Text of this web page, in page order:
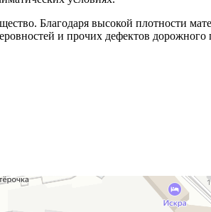
Благодаря высокой плотности
и прочих дефектов дорожного